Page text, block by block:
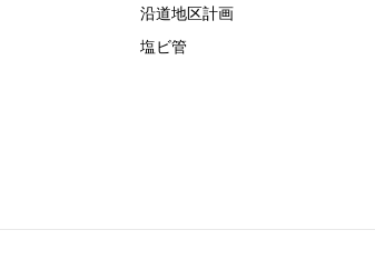
沿道地区計画
塩ビ管